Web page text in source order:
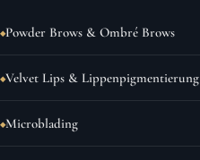
Powder Brows & Ombré Brows
Velvet Lips & Lippenpigmentierung
Microblading